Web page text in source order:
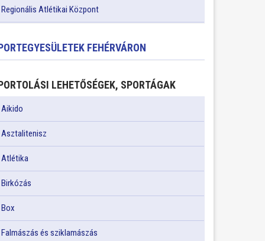
Regionális Atlétikai Központ
FEHÉRVÁRON
LEHETŐSÉGEK, SPORTÁGAK
Aikido
Asztalitenisz
Atlétika
Birkózás
Box
Falmászás és sziklamászás